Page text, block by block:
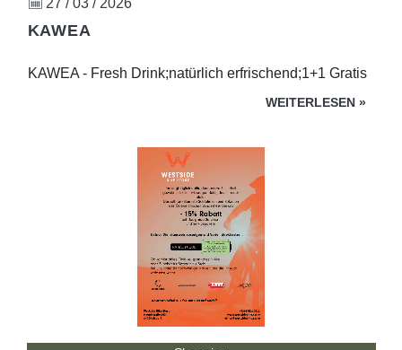
KAWEA
KAWEA - Fresh Drink;natürlich erfrischend;1+1 Gratis
WEITERLESEN »